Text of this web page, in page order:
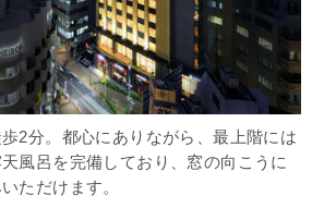
2分。都心にありながら、最上階には
風呂を完備しており、窓の向こうに
ただけます。